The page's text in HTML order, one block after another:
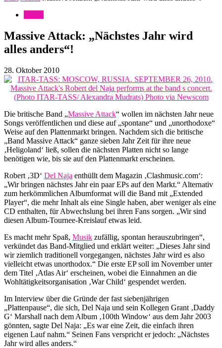
Massive Attack: „Nächstes Jahr wird
alles anders“!
28. Oktober 2010
Die britische Band „Massive Attack“ wollen im nächsten Jahr neue
Songs veröffentlichen und diese auf „spontane“ und „unorthodoxe“
Weise auf den Plattenmarkt bringen. Nachdem sich die britische
„Band Massive Attack“ ganze sieben Jahr Zeit für ihre neue
‚Heligoland‘ ließ, sollen die nächsten Platten nicht so lange
benötigen wie, bis sie auf den Plattenmarkt erscheinen.
Robert ‚3D‘ Del Naja enthüllt dem Magazin ‚Clashmusic.com‘:
„Wir bringen nächstes Jahr ein paar EPs auf den Markt.“ Alternativ
zum herkömmlichen Albumformat will die Band mit „Extended
Player“, die mehr Inhalt als eine Single haben, aber weniger als eine
CD enthalten, für Abwechslung bei ihren Fans sorgen. „Wir sind
diesen Album-Tournee-Kreislauf etwas leid.
Es macht mehr Spaß, Musik zufällig, spontan herauszubringen“,
verkündet das Band-Mitglied und erklärt weiter: „Dieses Jahr sind
wir ziemlich traditionell vorgegangen, nächstes Jahr wird es also
vielleicht etwas unorthodox.“ Die erste EP soll im November unter
dem Titel ‚Atlas Air‘ erscheinen, wobei die Einnahmen an die
Wohltätigkeitsorganisation ‚War Child‘ gespendet werden.
Im Interview über die Gründe der fast siebenjährigen
„Plattenpause“, die sich, Del Naja und sein Kollegen Grant ‚Daddy
G‘ Marshall nach dem Album ‚100th Window‘ aus dem Jahr 2003
gönnten, sagte Del Naja: „Es war eine Zeit, die einfach ihren
eigenen Lauf nahm.“ Seinen Fans verspricht er jedoch: „Nächstes
Jahr wird alles anders.“